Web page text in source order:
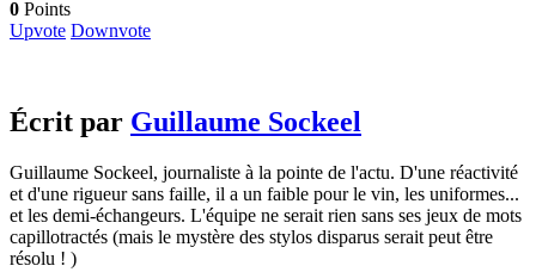
0 Points
Upvote Downvote
Écrit par Guillaume Sockeel
Guillaume Sockeel, journaliste à la pointe de l'actu. D'une réactivité
et d'une rigueur sans faille, il a un faible pour le vin, les uniformes...
et les demi-échangeurs. L'équipe ne serait rien sans ses jeux de mots
capillotractés (mais le mystère des stylos disparus serait peut être
résolu ! )